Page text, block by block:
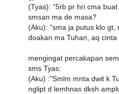
(Tyas): "5rb pr hri cma
smsan ma de masa?
(Aku): "sma ja putus klo gt,
doakan ma Tuhan, aq cinta
mengingat percakapan
sms Tyas:
(Aku) :"Smlm mnta dwit k
nglipt d lemhnas dksh